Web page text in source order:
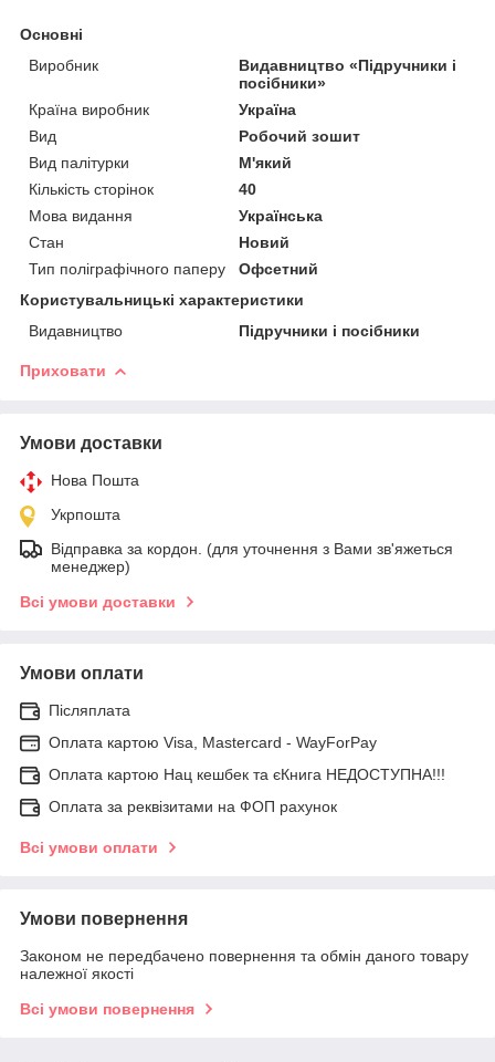
Основні
Виробник
Видавництво «Підручники і
посібники»
Країна виробник
Україна
Вид
Робочий зошит
Вид палітурки
М'який
Кількість сторінок
40
Мова видання
Українська
Стан
Новий
Тип поліграфічного паперу
Офсетний
Користувальницькі характеристики
Видавництво
Підручники і посібники
Приховати
Умови доставки
Нова Пошта
Укрпошта
Відправка за кордон. (для уточнення з Вами зв'яжеться
менеджер)
Всі умови доставки
Умови оплати
Післяплата
Оплата картою Visa, Mastercard - WayForPay
Оплата картою Нац кешбек та єКнига НЕДОСТУПНА!!!
Оплата за реквізитами на ФОП рахунок
Всі умови оплати
Умови повернення
Законом не передбачено повернення та обмін даного товару
належної якості
Всі умови повернення